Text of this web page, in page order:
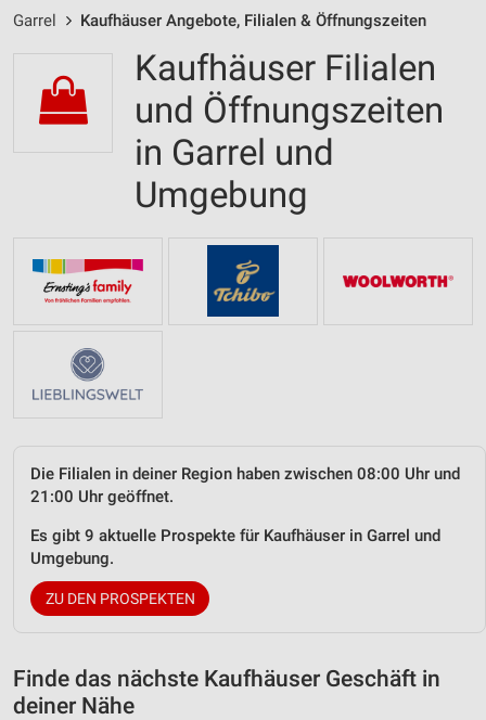
Garrel Kaufhäuser Angebote, Filialen & Öffnungszeiten
Kaufhäuser Filialen
und Öffnungszeiten
in Garrel und
Umgebung
Die Filialen in deiner Region haben zwischen 08:00 Uhr und
21:00 Uhr geöffnet.
Es gibt 9 aktuelle Prospekte für Kaufhäuser in Garrel und
Umgebung.
ZU DEN PROSPEKTEN
Finde das nächste Kaufhäuser Geschäft in
deiner Nähe